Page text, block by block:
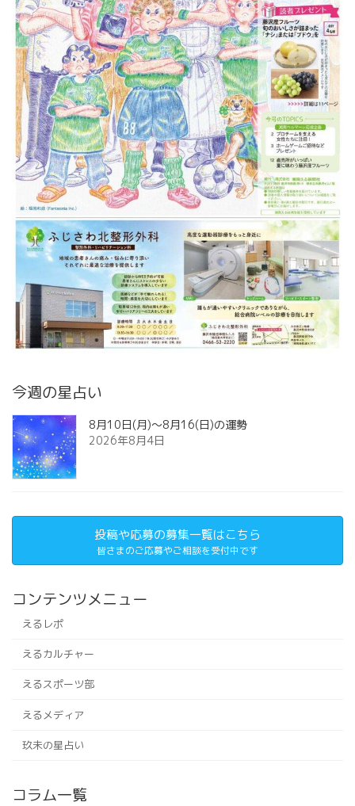
今週の星占い
8月10日(月)～8月16(日)の運勢
2026年8月4日
投稿や応募の募集一覧はこちら
皆さまのご応募やご相談を受付中です
コンテンツメニュー
えるレポ
えるカルチャー
えるスポーツ部
えるメディア
玖未の星占い
コラム一覧